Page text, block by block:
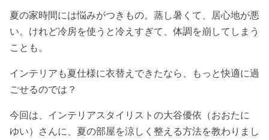
夏の家時間には悩みがつきもの。蒸し暑くて、居心地が悪
い。けれど冷房を使うと冷えすぎて、体調を崩してしまう
ことも。
インテリアも夏仕様に衣替えできたなら、もっと快適に過
ごせるのでは？
今回は、インテリアスタイリストの大谷優依（おおたに
ゆい）さんに、夏の部屋を涼しく整える方法を教わりまし